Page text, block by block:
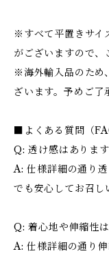
※すべて平置きサイ
がございますので、
※海外輸入品のため
ざいます。予めご了
■よくある質問（
Q: 透け感はありま
A: 仕様詳細の通り
でも安心してお召し
Q: 着心地や伸縮性
A: 仕様詳細の通り